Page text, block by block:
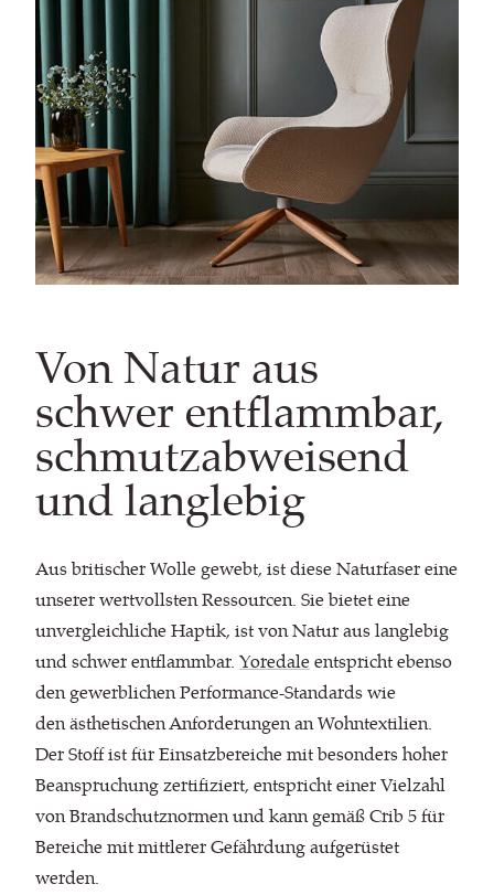
Von Natur aus
schwer entflammbar,
schmutzabweisend
und langlebig
Aus britischer Wolle gewebt, ist diese Naturfaser eine
unserer wertvollsten Ressourcen. Sie bietet eine
unvergleichliche Haptik, ist von Natur aus langlebig
und schwer entflammbar.Yoredaleentspricht ebenso
den gewerblichen Performance-Standards wie
den ästhetischen Anforderungen an Wohntextilien.
Der Stoff ist für Einsatzbereiche mit besonders hoher
Beanspruchung zertifiziert, entspricht einer Vielzahl
von Brandschutznormen und kann gemäß Crib 5 für
Bereiche mit mittlerer Gefährdung aufgerüstet
werden.